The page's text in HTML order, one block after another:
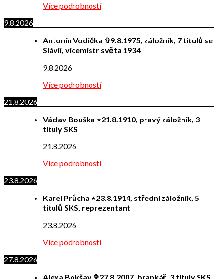
Více podrobností
9.8.2026
Antonín Vodička ✞9.8.1975, záložník, 7 titulů se
Slávií, vicemistr světa 1934
9.8.2026
Více podrobností
21.8.2026
Václav Bouška ⋆21.8.1910, pravý záložník, 3
tituly SKS
21.8.2026
Více podrobností
23.8.2026
Karel Průcha ⋆23.8.1914, střední záložník, 5
titulů SKS, reprezentant
23.8.2026
Více podrobností
27.8.2026
Alexa Bokšay ✞27.8.2007, brankář, 3 tituly SKS